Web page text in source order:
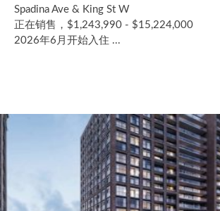
Spadina Ave & King St W
正在销售，$1,243,990 - $15,224,000
2026年6月开始入住 ...